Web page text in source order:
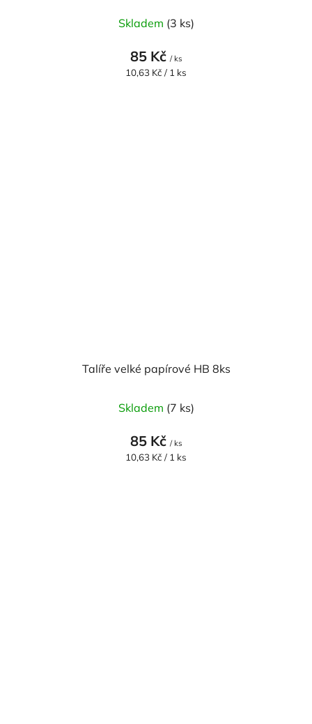
Skladem (3 ks)
85 Kč / ks
Měrná
10,63 Kč / 1 ks
Talíře velké papírové HB 8ks
Skladem (7 ks)
85 Kč / ks
Měrná
10,63 Kč / 1 ks